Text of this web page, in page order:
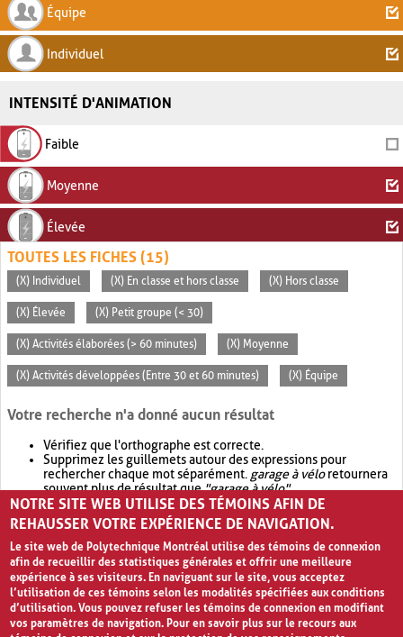
Équipe
Individuel
INTENSITÉ D'ANIMATION
Faible
Moyenne
Élevée
TOUTES LES FICHES (15)
(X) Individuel (X) En classe et hors classe (X) Hors classe
(X) Élevée (X) Petit groupe (< 30)
(X) Activités élaborées (> 60 minutes) (X) Moyenne
(X) Activités développées (Entre 30 et 60 minutes) (X) Équipe
Votre recherche n'a donné aucun résultat
Vérifiez que l'orthographe est correcte.
Supprimez les guillemets autour des expressions pour
rechercher chaque mot séparément. garage à véloretournera
souvent plus de résultat que"garage à vélo".
Envisagez d'élargir votre recherche avec OR.garage OR vélo
retournera souvent plus de résultat quegarage à vélo
NOTRE SITE WEB UTILISE DES TÉMOINS AFIN DE
REHAUSSER VOTRE EXPÉRIENCE DE NAVIGATION.
Le site web de Polytechnique Montréal utilise des témoins de connexion
afin de recueillir des statistiques générales et offrir une meilleure
expérience à ses visiteurs. En naviguant sur le site, vous acceptez
l’utilisation de ces témoins selon les modalités spécifiées aux conditions
d’utilisation. Vous pouvez refuser les témoins de connexion en modifiant
vos paramètres de navigation. Pour en savoir plus sur le recours aux